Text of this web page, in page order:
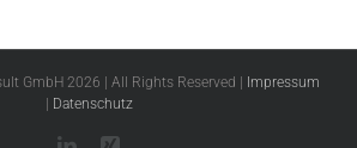
GmbH 2026 | All Rights Reserved |
Impressum
Datenschutz